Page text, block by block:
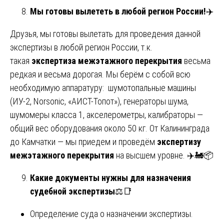
Мы готовы вылететь в любой регион России!✈️
Друзья, мы готовы вылетать для проведения данной
экспертизы в любой регион России, т.к.
такая экспертиза межэтажного перекрытия весьма
редкая и весьма дорогая. Мы берём с собой всю
необходимую аппаратуру: шумотопальные машины
(ИУ-2, Norsonic, «АИСТ-Топот»), генераторы шума,
шумомеры класса 1, акселерометры, калибраторы —
общий вес оборудования около 50 кг. От Калининграда
до Камчатки — мы приедем и проведём экспертизу
межэтажного перекрытия на высшем уровне. ✈️🚂📦
Какие документы нужны для назначения
судебной экспертизы⚖️📑
Определение суда о назначении экспертизы.